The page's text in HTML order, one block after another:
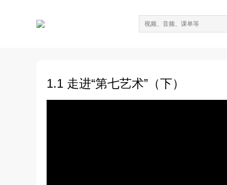
1.1 走进“第七艺术”（下）